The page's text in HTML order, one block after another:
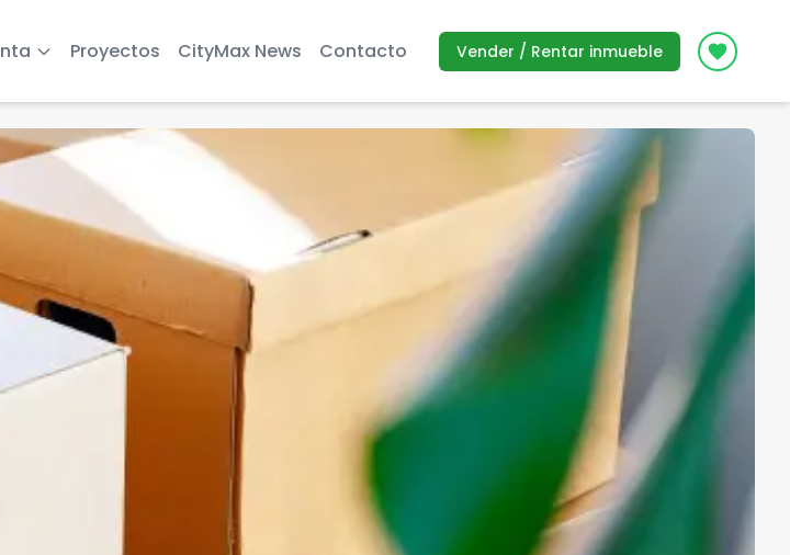
Proyectos CityMax News Contacto Vender / Rentar inmueble Icon